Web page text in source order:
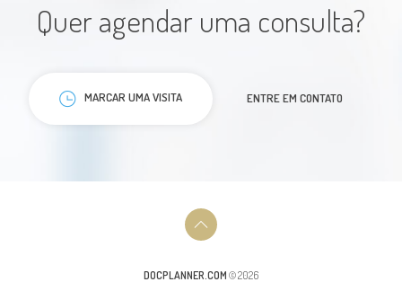
Excelente atendimento,
profissional muito
Quer agendar uma consulta?
MARCAR UMA VISITA ENTRE EM CONTATO
DOCPLANNER.COM © 2026